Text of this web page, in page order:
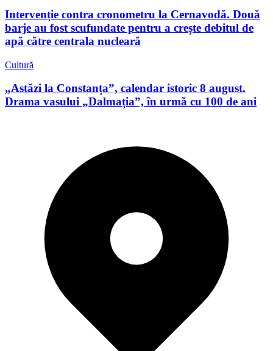
Intervenție contra cronometru la Cernavodă. Două
barje au fost scufundate pentru a crește debitul de
apă către centrala nucleară
Cultură
„Astăzi la Constanța”, calendar istoric 8 august.
Drama vasului „Dalmația”, în urmă cu 100 de ani